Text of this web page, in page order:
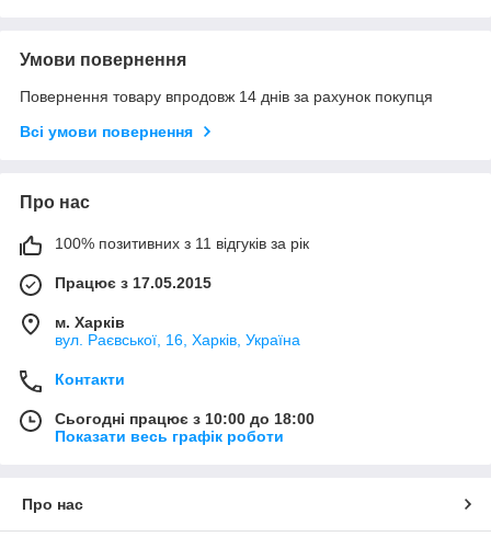
Умови повернення
Повернення товару впродовж 14 днів за рахунок покупця
Всі умови повернення
Про нас
100% позитивних з 11 відгуків за рік
Працює з 17.05.2015
м. Харків
вул. Раєвської, 16, Харків, Україна
Контакти
Сьогодні працює з 10:00 до 18:00
Показати весь графік роботи
Про нас